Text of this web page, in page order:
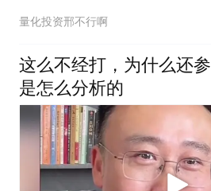
础小白也能学会,普通人做
Python,不用写代码,一样
能回测? | 量化
量化投资邢不行啊
这么不经打，为什么还
是怎么分析的